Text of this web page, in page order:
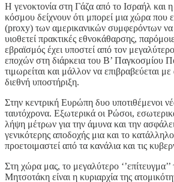
Η γενοκτονία στη Γάζα από το Ισραήλ και
κόσμου δείχνουν ότι μπορεί μια χώρα που
(proxy) των αμερικανικών συμφερόντων να
υιοθετεί πρακτικές εθνοκάθαρσης,
εβραϊσμός έχει υποστεί από τον
εποχών στη διάρκεια του Β’ Παγκοσμίου
τιμωρείται και μάλλον να επιβραβεύεται
διεθνή υποστήριξη.
Στην κεντρική Ευρώπη δυο υποτιθέμενοι
ταυτόχρονα. Εξωτερικά οι Ρώσοι,
λήψη μέτρων για την άμυνα και την
γενικότερης αποδοχής μια και το
προετοιμαστεί από τα κανάλια και τις
Στη χώρα μας, το μεγαλύτερο
Μητσοτάκη είναι η κυριαρχία της